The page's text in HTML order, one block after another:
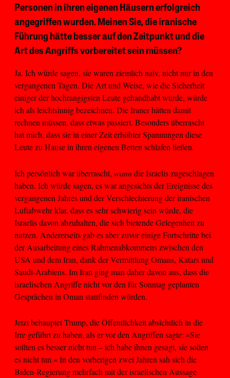
Personen in ihren eigenen Häusern erfolgreich
angegriffen wurden. Meinen Sie, die iranische
Führung hätte besser auf den Zeitpunkt und die
Art des Angriffs vorbereitet sein müssen?
Ja. Ich würde sagen, sie waren ziemlich naiv, nicht nur in den
vergangenen Tagen. Die Art und Weise, wie die Sicherheit
einiger der hochrangigsten Leute gehandhabt wurde, würde
ich als leichtsinnig bezeichnen. Die Iraner hätten damit
rechnen müssen, dass etwas passiert. Besonders überrascht
hat mich, dass sie in einer Zeit erhöhter Spannungen diese
Leute zu Hause in ihren eigenen Betten schlafen ließen.
Ich persönlich war überrascht, wanndie Israelis zugeschlagen
haben. Ich würde sagen, es war angesichts der Ereignisse des
vergangenen Jahres und der Verschlechterung der iranischen
Luftabwehr klar, dass es sehr schwierig sein würde, die
Israelis davon abzuhalten, die sich bietende Gelegenheit zu
nutzen. Andererseits gab es aber zuvor einige Fortschritte bei
der Ausarbeitung eines Rahmenabkommens zwischen den
USA und dem Iran, dank der Vermittlung Omans, Katars und
Saudi-Arabiens. Im Iran ging man daher davon aus, dass die
israelischen Angriffe nicht vor den für Sonntag geplanten
Gesprächen in Oman stattfinden würden.
Jetzt behauptet Trump, die Öffentlichkeit absichtlich in die
Irre geführt zu haben, als er vor den Angriffen sagte: »Sie
sollten es besser nicht tun – ich habe ihnen gesagt, sie sollen
es nicht tun.« In den vorherigen zwei Jahren sah sich die
Biden-Regierung mehrfach mit der israelischen Aussage